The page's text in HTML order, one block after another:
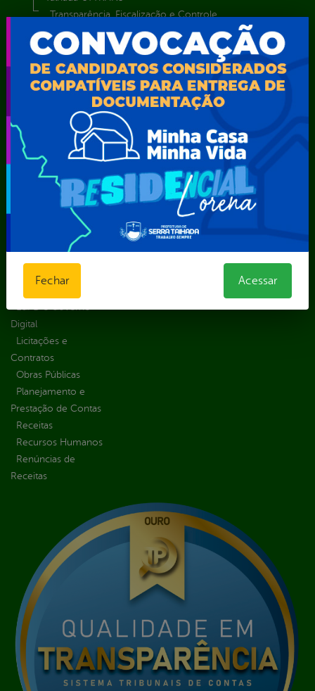
Transparência, Fiscalização e Controle
Portal da
Transparência
Educação
Atos normativos
Central de Dúvidas
Convênios e
Transferências
parlamentares
Organizacional
LGPD e Governo
Digital
Licitações e
Contratos
Obras Públicas
Planejamento e
Prestação de Contas
Receitas
Recursos Humanos
Renúncias de
Receitas
E-sic
Como
solicitar
Consulte sua
Decretos
Estatísticas
Formulários
Prazos e
autoridades
Sic Físico
Solicitar
Recurso
Outros
Serviços
Carta de
Ferramenta de
Autenticidade
Portal Aldir
Blanc
Transparência
Escolar
Fechar Acessar